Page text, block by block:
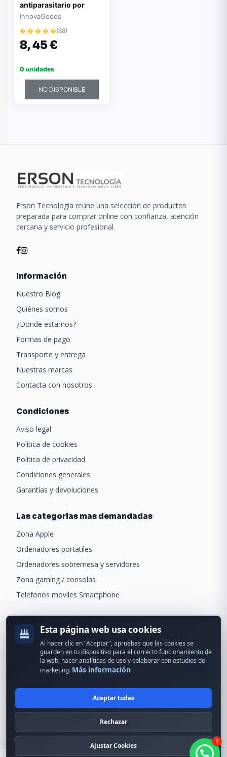
antiparasitario por
ultrasonido
Innovagoods PetRep -
Recargable USB |
Alcance hasta 3m |
InnovaGoods
� � � � �(68)
8,45 €
0 unidades
NO DISPONIBLE
Erson Tecnología reúne una selección de productos
preparada para comprar online con confianza, atención
cercana y servicio profesional.
Información
Nuestro Blog
Quiénes somos
¿Donde estamos?
Formas de pago
Transporte y entrega
Nuestras marcas
Contacta con nosotros
Condiciones
Aviso legal
Política de cookies
Política de privacidad
Condiciones generales
Garantías y devoluciones
Las categorias mas demandadas
Zona Apple
Ordenadores portatiles
Ordenadores sobremesa y servidores
Zona gaming / consolas
Telefonos moviles Smartphone
Recibe ofertas exclusivas y novedades.
© 2024 Erson Tecnología. Todos los derechos reservados.
Política de privacidad
Condiciones Generales 1
Esta página web usa cookies
Al hacer clic en "Aceptar", apruebas que las cookies se
guarden en tu dispositivo para el correcto funcionamiento de
la web, hacer analíticas de uso y colaborar con estudios de
marketing. Más información
Aceptar todas
Rechazar
Ajustar Cookies